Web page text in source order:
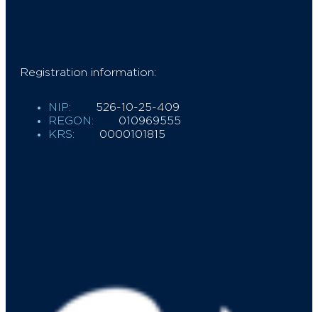
Registration information:
NIP:
526-10-25-409
REGON:
010969555
KRS:
0000101815